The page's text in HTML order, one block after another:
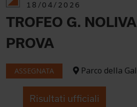
18/04/2026
TROFEO G.
PROVA
ASSEGNATA Parco della
Risultati ufficiali